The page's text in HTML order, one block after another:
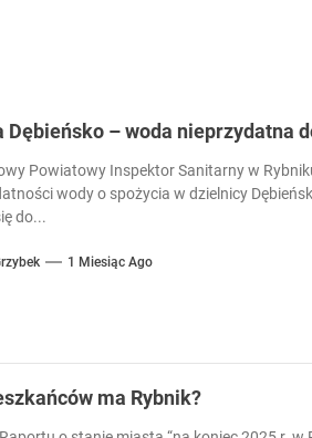
Dębieńsko – woda nieprzydatna
Powiatowy Inspektor Sanitarny w
wody o spożycia w dzielnicy
do...
1 Miesiąc Ago
ma Rybnik?